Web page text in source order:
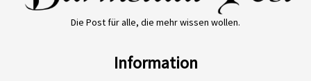
Die Post für alle, die mehr wissen wollen.
Information